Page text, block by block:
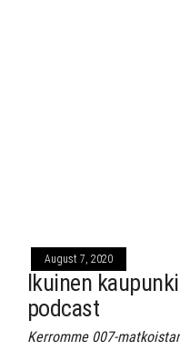
August 7, 2020
Ikuinen
podcast
Kerromme 007-